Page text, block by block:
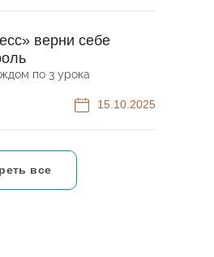
верни себе
по 3 урока
15.10.2025
все